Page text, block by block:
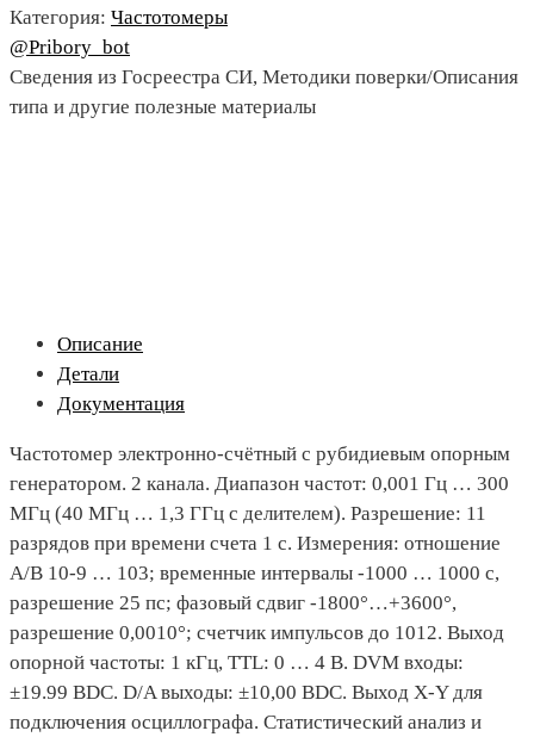
Категория: Частотомеры
@Pribory_bot
Сведения из Госреестра СИ, Методики поверки/Описания
типа и другие полезные материалы
Описание
Детали
Документация
Частотомер электронно-счётный с рубидиевым опорным
генератором. 2 канала. Диапазон частот: 0,001 Гц … 300
МГц (40 МГц … 1,3 ГГц с делителем). Разрешение: 11
разрядов при времени счета 1 с. Измерения: отношение
A/B 10-9 … 103; временные интервалы -1000 … 1000 с,
разрешение 25 пс; фазовый сдвиг -1800°…+3600°,
разрешение 0,0010°; счетчик импульсов до 1012. Выход
опорной частоты: 1 кГц, TTL: 0 … 4 В. DVM входы:
±19.99 ВDC. D/A выходы: ±10,00 ВDC. Выход X-Y для
подключения осциллографа. Статистический анализ и